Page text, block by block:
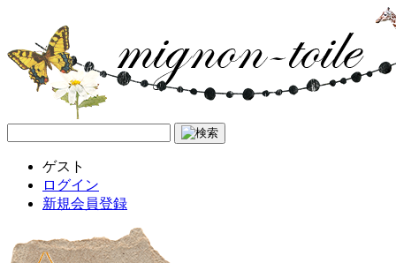
ゲスト
ログイン
新規会員登録